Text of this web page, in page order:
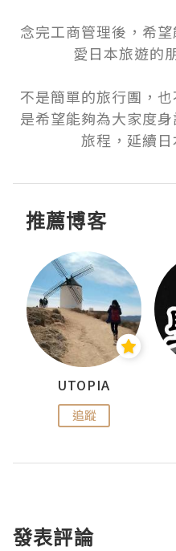
念完工商管理後，希
愛日本旅遊的
不是簡單的旅行團，
是希望能夠為大家度
旅程，延續日
推薦博客
UTOPIA
追蹤
發表評論